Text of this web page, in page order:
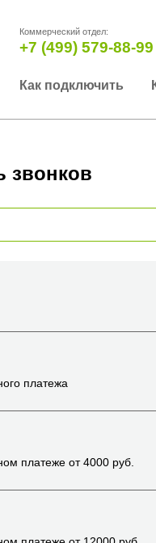
Коммерческий отдел:
+7 (499) 579-88-99
Как подключить
звонков
платежа
платеже от4000 руб.